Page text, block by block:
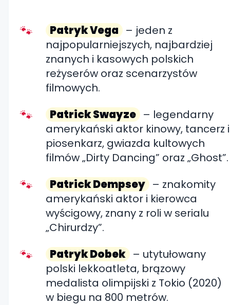
Patryk Vega – jeden z
najpopularniejszych, najbardziej
znanych i kasowych polskich
reżyserów oraz scenarzystów
filmowych.
Patrick Swayze – legendarny
amerykański aktor kinowy, tancerz i
piosenkarz, gwiazda kultowych
filmów „Dirty Dancing” oraz „Ghost”.
Patrick Dempsey – znakomity
amerykański aktor i kierowca
wyścigowy, znany z roli w serialu
„Chirurdzy”.
Patryk Dobek – utytułowany
polski lekkoatleta, brązowy
medalista olimpijski z Tokio (2020)
w biegu na 800 metrów.